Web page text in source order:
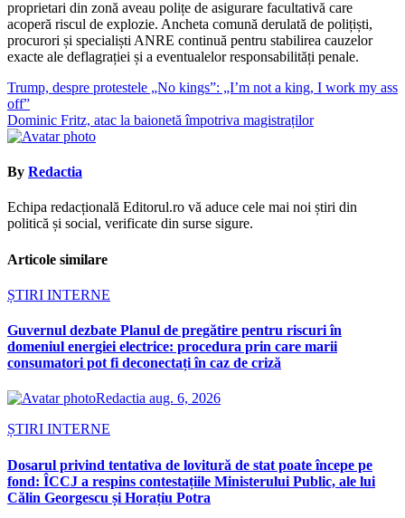
proprietari din zonă aveau polițe de asigurare facultativă care
acoperă riscul de explozie. Ancheta comună derulată de polițiști,
procurori și specialiști ANRE continuă pentru stabilirea cauzelor
exacte ale deflagrației și a eventualelor responsabilități penale.
Navigare
în
articole
Trump, despre protestele „No kings”: „I’m not a king, I work my ass
off”
Dominic Fritz, atac la baionetă împotriva magistraților
By Redactia
Echipa redacțională Editorul.ro vă aduce cele mai noi știri din
politică și social, verificate din surse sigure.
Articole similare
ȘTIRI INTERNE
Guvernul dezbate Planul de pregătire pentru riscuri în
domeniul energiei electrice: procedura prin care marii
consumatori pot fi deconectați în caz de criză
Redactia aug. 6, 2026
ȘTIRI INTERNE
Dosarul privind tentativa de lovitură de stat poate începe pe
fond: ÎCCJ a respins contestațiile Ministerului Public, ale lui
Călin Georgescu și Horațiu Potra